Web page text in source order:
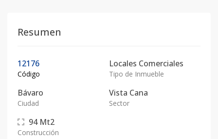
Resumen
12176
Código
Locales Comerciales
Tipo de Inmueble
Bávaro
Ciudad
Vista Cana
Sector
94 Mt2
Construcción